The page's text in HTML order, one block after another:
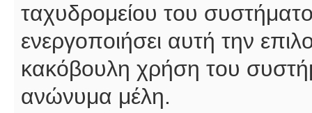
ταχυδρομείου του
ενεργοποιήσει αυτή την
κακόβουλη χρήση του
ανώνυμα μέλη.